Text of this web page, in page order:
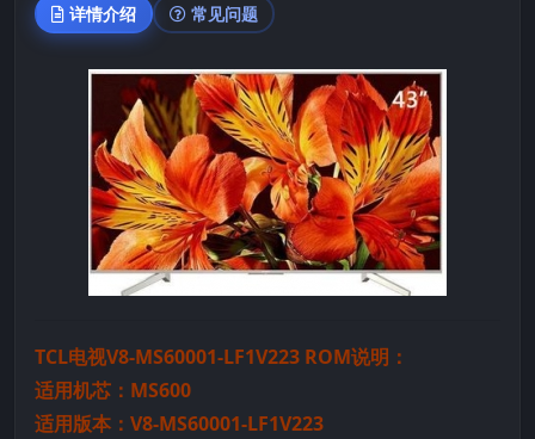
详情介绍 常见问题
TCL电视V8-MS60001-LF1V223 ROM说明：
适用机芯：MS600
适用版本：V8-MS60001-LF1V223